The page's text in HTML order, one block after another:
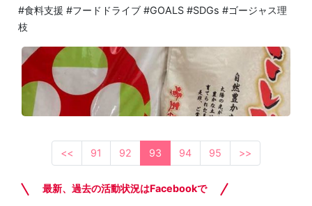
#食料支援 #フードドライブ #GOALS #SDGs #ゴージャス理
枝
<< 91 92 93 94 95 >>
最新、過去の活動状況はFacebookで